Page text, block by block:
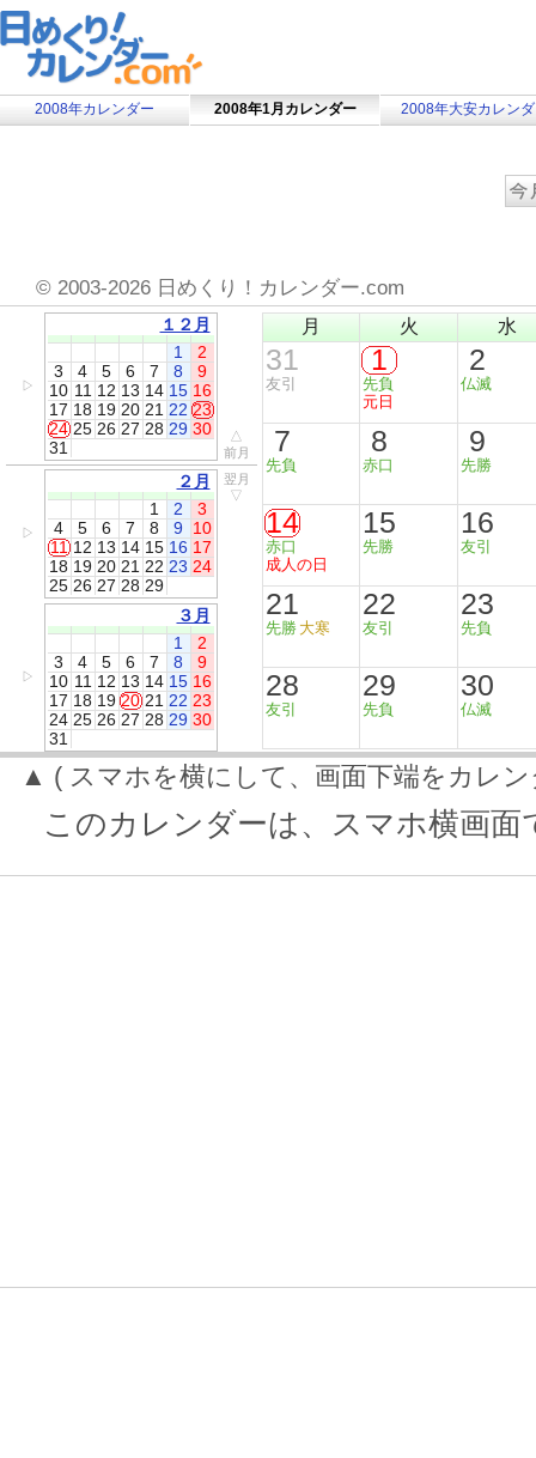
2008年カレンダー 2008年1月カレンダー 2008年大安カレン
© 2003-2026 日めくり！カレンダー.com
▷
１２月
1
2
3
4 5 6 7 8
9
10 11 12 13 14 15 16
17 18 19 20 21 22 23
24 25 26 27 28 29 30
31
△
前月
▷
２月
1
2
3
4
5 6 7 8 9
10
11 12 13 14 15 16 17
18 19 20 21 22 23 24
25 26 27 28 29
翌月
▽
▷
３月
1
2
3
4 5 6 7 8
9
10 11 12 13 14 15 16
17 18 19 20 21 22 23
24 25 26 27 28 29 30
31
月 火 水
31
友引
1
先負
元日
2
仏滅
7
先負
8
赤口
9
先勝
14
赤口
成人の日
15
先勝
16
友引
21
先勝 大寒
22
友引
23
先負
28
友引
29
先負
30
仏滅
▲ ( スマホを横にして、画面下端をカレ
このカレンダーは、スマホ横画面